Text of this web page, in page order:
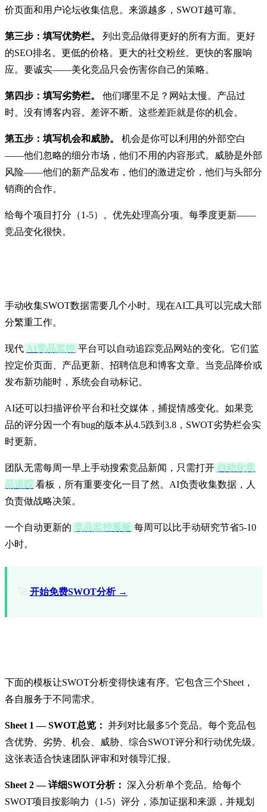
价页面和用户论坛收集信息。来源越多，SWOT越可靠。
第三步：填写优势栏。
列出竞品做得更好的所有方面。更好
的SEO排名。更低的价格。更大的社交粉丝。更快的客服响
应。要诚实——美化竞品只会伤害你自己的策略。
第四步：填写劣势栏。
他们哪里不足？网站太慢。产品过
时。没有博客内容。差评不断。这些差距就是你的机会。
第五步：填写机会和威胁。
机会是你可以利用的外部空白
——他们忽略的细分市场，他们不用的内容形式。威胁是外部
风险——他们的新产品发布，他们的激进定价，他们与头部分
销商的合作。
给每个项目打分（1-5）。优先处理高分项。每季度更新——
竞品变化很快。
手动收集SWOT数据需要几个小时。现在AI工具可以完成大部
分繁重工作。
现代 AI竞品监控 平台可以自动追踪竞品网站的变化。它们监
控定价页面、产品更新、招聘信息和博客文章。当竞品降价或
发布新功能时，系统会自动标记。
AI还可以扫描评价平台和社交媒体，捕捉情感变化。如果竞
品的评分因一个有bug的版本从4.5跌到3.8，SWOT劣势栏会实
时更新。
团队无需每周一早上手动搜索竞品新闻，只需打开 自动化竞
品追踪 看板，所有重要变化一目了然。AI负责收集数据，人
负责做战略决策。
一个自动更新的 竞品监控看板 每周可以比手动研究节省5-10
小时。
🚀 开始免费SWOT分析 →
下面的模板让SWOT分析变得快速有序。它包含三个Sheet，
各自服务于不同需求。
Sheet 1 — SWOT总览： 并列对比最多5个竞品。每个竞品包
含优势、劣势、机会、威胁、综合SWOT评分和行动优先级。
这张表适合快速团队评审和对领导汇报。
Sheet 2 — 详细SWOT分析： 深入分析单个竞品。给每个
SWOT项目按影响力（1-5）评分，添加证据和来源，并规划